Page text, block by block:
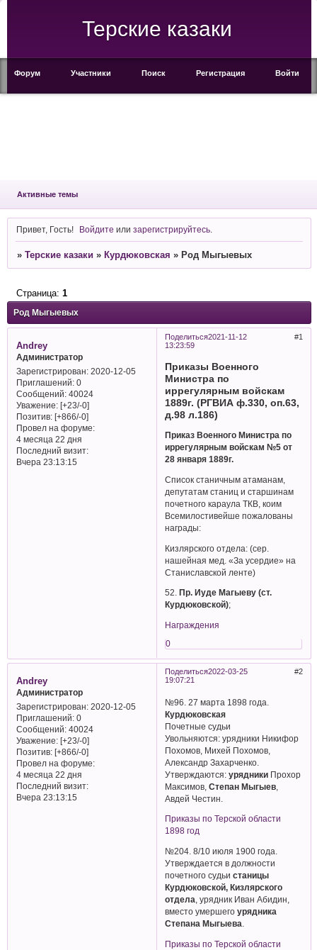
Терские казаки
Форум Участники Поиск Регистрация Войти
Активные темы
Привет, Гость! Войдите илизарегистрируйтесь
» Терские казаки » Курдюковская » Род Мыгыевых
Род Мыгыевых
Страница: 1
Поделиться 1
2021-11-12
13:23:59
Andrey
Администратор
Зарегистрирован: 2020-12-05
Приглашений:0
Сообщений:40024
Уважение: [+23/-0]
Позитив: [+866/-0]
Провел на форуме:
4 месяца 22 дня
Последний визит:
Вчера 23:13:15
Приказы Военного
Министра по
иррегулярным войскам
1889г. (РГВИА ф.330, оп.63,
д.98 л.186)
Приказ Военного Министра по
иррегулярным войскам №5 от
28 января 1889г.
Список станичным атаманам,
депутатам станиц и старшинам
почетного караула ТКВ, коим
Всемилостивейше пожалованы
награды:
Кизлярского отдела: (сер.
нашейная мед. «За усердие» на
Станиславской ленте)
52.
Пр. Иуде Магыеву (ст.
Курдюковской);
Награждения
0
Поделиться 2
2022-03-25
19:07:21
Andrey
Администратор
Зарегистрирован: 2020-12-05
Приглашений:0
Сообщений:40024
Уважение: [+23/-0]
Позитив: [+866/-0]
Провел на форуме:
4 месяца 22 дня
Последний визит:
Вчера 23:13:15
№96. 27 марта 1898 года.
Курдюковская
Почетные судьи
Увольняются: урядники Никифор
Похомов, Михей Похомов,
Александр Захарченко.
Утверждаются:урядники Прохор
Максимов,Степан Мыгыев
Авдей Честин.
Приказы по Терской области
1898 год
№204. 8/10 июля 1900 года.
Утверждается в должности
почетного судьистаницы
Курдюковской, Кизлярского
отдела , урядник Иван Абидин,
вместо умершегоурядника
Степана Мыгыева
Приказы по Терской области